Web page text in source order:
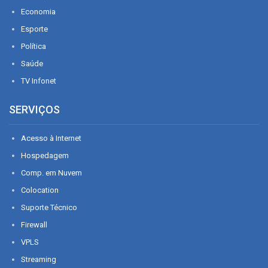
Economia
Esporte
Política
Saúde
TV Infonet
SERVIÇOS
Acesso à Internet
Hospedagem
Comp. em Nuvem
Colocation
Suporte Técnico
Firewall
VPLS
Streaming